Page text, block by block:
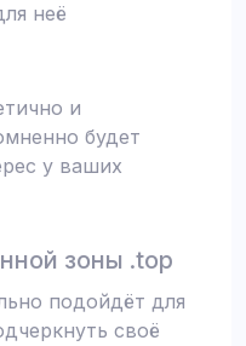
неё
и
будет
у ваших
зоны .top
подойдёт для
своё